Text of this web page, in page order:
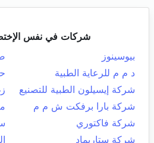
شركات في نفس
بيوسينوز
د م م للرعاية الطبية
شركة إيسيلون الطبية للتصنيع
شركة بارا برفكت ش م م
شركة فاكتوري
شركة ستاريماد